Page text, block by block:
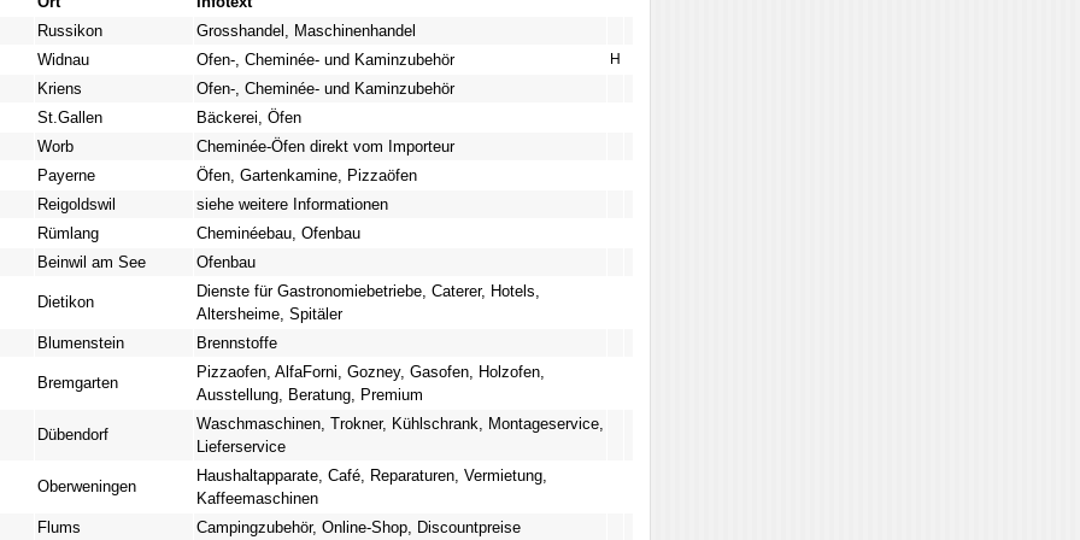
Russikon
Grosshandel, Maschinenhandel
Widnau
Ofen-, Cheminée- und Kaminzubehör H
Kriens
Ofen-, Cheminée- und Kaminzubehör
St.Gallen
Bäckerei, Öfen
Worb
Cheminée-Öfen direkt vom Importeur
Payerne
Öfen, Gartenkamine, Pizzaöfen
Reigoldswil
siehe weitere Informationen
Rümlang
Cheminéebau, Ofenbau
Beinwil am See
Ofenbau
Dietikon
Dienste für Gastronomiebetriebe, Caterer, Hotels,
Altersheime, Spitäler
Blumenstein
Brennstoffe
Bremgarten
Pizzaofen, AlfaForni, Gozney, Gasofen, Holzofen,
Ausstellung, Beratung, Premium
Dübendorf
Waschmaschinen, Trokner, Kühlschrank, Montageservice,
Lieferservice
Oberweningen
Haushaltapparate, Café, Reparaturen, Vermietung,
Kaffeemaschinen
Flums
Campingzubehör, Online-Shop, Discountpreise